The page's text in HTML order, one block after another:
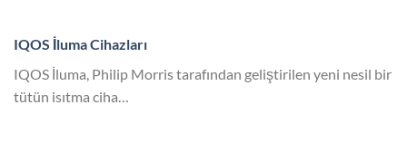
IQOS İluma Cihazları
IQOS İluma, Philip Morris tarafından geliştirilen yeni nesil bir
tütün isıtma ciha…